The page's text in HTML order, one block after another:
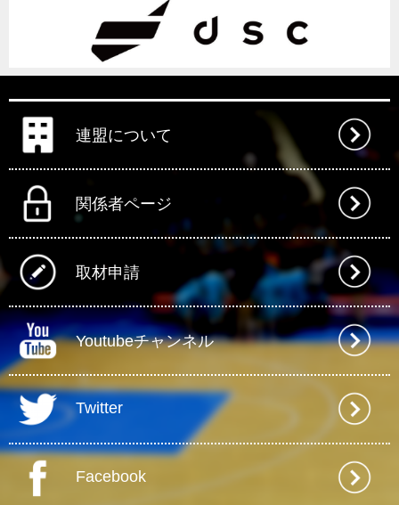
連盟について
関係者ページ
取材申請
Youtubeチャンネル
Twitter
Facebook